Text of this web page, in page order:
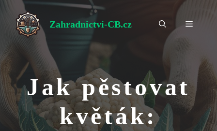
Přeskočit
obsah
Zahradnictví-CB.cz Menu
Jak pěstovat
květák: